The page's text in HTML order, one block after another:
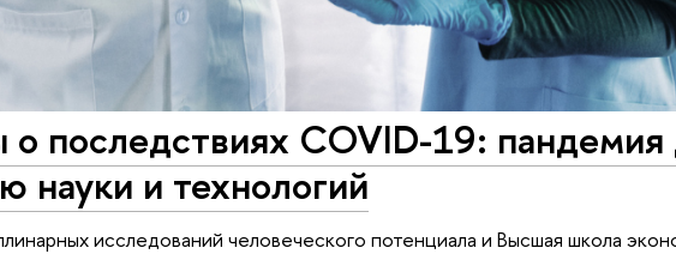
последствиях COVID-19: пандемия
науки и технологий
исследований человеческого потенциала и Высшая школа